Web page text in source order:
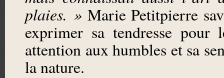
plaies. » Marie Petitpierre
exprimer sa tendresse pour
attention aux humbles et sa
la nature.